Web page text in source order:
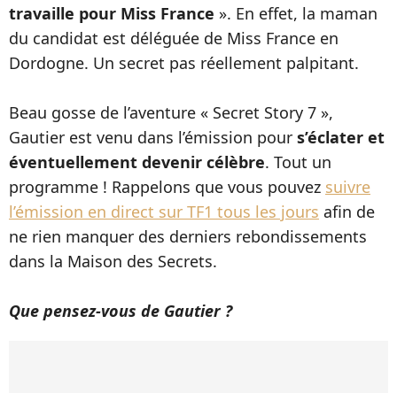
travaille pour Miss France ». En effet, la maman
du candidat est déléguée de Miss France en
Dordogne. Un secret pas réellement palpitant.
Beau gosse de l’aventure « Secret Story 7 »,
Gautier est venu dans l’émission pour s’éclater et
éventuellement devenir célèbre. Tout un
programme ! Rappelons que vous pouvez suivre
l’émission en direct sur TF1 tous les jours afin de
ne rien manquer des derniers rebondissements
dans la Maison des Secrets.
Que pensez-vous de Gautier ?